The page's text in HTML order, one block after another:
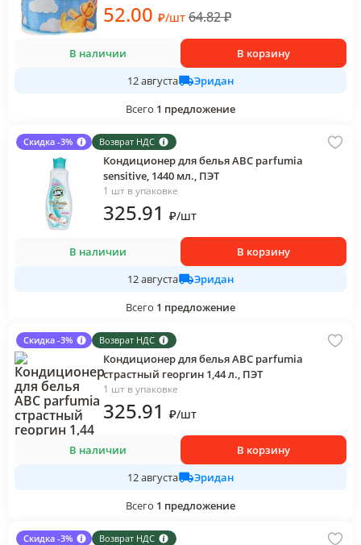
52.00 ₽/шт 64.82₽
В наличии
В корзину
12 августа
Эридан
Всего 1 предложение
Скидка -3% Возврат НДС
Кондиционер для белья АВС parfumia
sensitive, 1440 мл., ПЭТ
1 шт в упаковке
325.91 ₽/шт
В наличии
В корзину
12 августа
Эридан
Всего 1 предложение
Скидка -3% Возврат НДС
Кондиционер для белья АВС parfumia
страстный георгин 1,44 л., ПЭТ
1 шт в упаковке
325.91 ₽/шт
В наличии
В корзину
12 августа
Эридан
Всего 1 предложение
Скидка -3% Возврат НДС